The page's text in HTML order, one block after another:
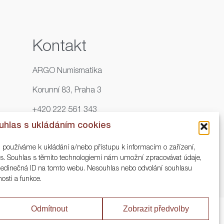
s ukládáním cookies
používáme k ukládání a/nebo přístupu k informacím o zařízení,
Souhlas s těmito technologiemi nám umožní zpracovávat údaje,
ID na tomto webu. Nesouhlas nebo odvolání souhlasu
a funkce.
Odmítnout Zobrazit předvolby
Kontakt
ARGO Numismatika
Korunní 83, Praha 3
+420 222 561 343
+420 773 025 117
info@numisargo.com